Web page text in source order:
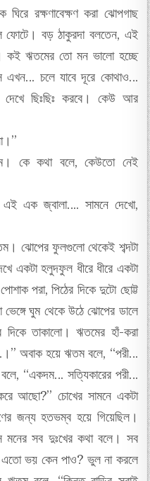
রক্ষণাবেক্ষণ করা ঝোপগাছ
বড় ঠাকুরদা বলতেন, এই
কই ঋতমের তো মন ভালো হচ্ছে
এখন… চলে যাবে দূরে কোথাও…
দেখে ছিঃছিঃ করবে। কেউ আর
কে কথা বলে, কেউতো নেই
এক জ্বালা…. সামনে দেখো,
ঝোপের ফুলগুলো থেকেই শব্দটা
একটা হলুদফুল ধীরে ধীরে একটা
পরা, পিঠের দিকে দুটো ছোট্ট
ঘুম থেকে উঠে ঝোপের ডালে
তাকালো। ঋতমের হাঁ-করা
অবাক হয়ে ঋতম বলে, “পরী…
বলে, “একদম… সত্যিকারের পরী…
আছো?” চোখের সামনে একটা
জন্য হতভম্ব হয়ে গিয়েছিল।
মনের সব দুঃখের কথা বলে। সব
এতো ভয় কেন পাও? ভুল না করলে